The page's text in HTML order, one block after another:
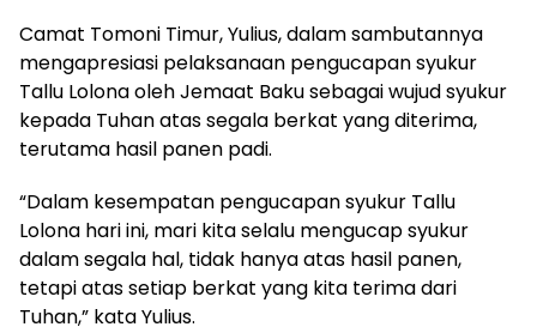
Camat Tomoni Timur, Yulius, dalam sambutannya
mengapresiasi pelaksanaan pengucapan syukur
Tallu Lolona oleh Jemaat Baku sebagai wujud syukur
kepada Tuhan atas segala berkat yang diterima,
terutama hasil panen padi.
“Dalam kesempatan pengucapan syukur Tallu
Lolona hari ini, mari kita selalu mengucap syukur
dalam segala hal, tidak hanya atas hasil panen,
tetapi atas setiap berkat yang kita terima dari
Tuhan,” kata Yulius.